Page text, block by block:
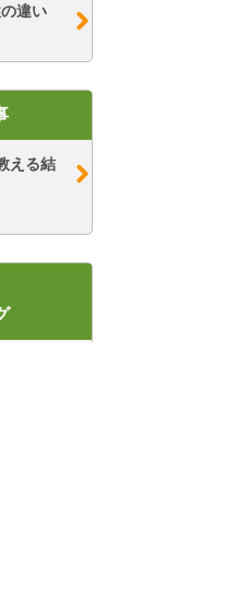
違い
える結